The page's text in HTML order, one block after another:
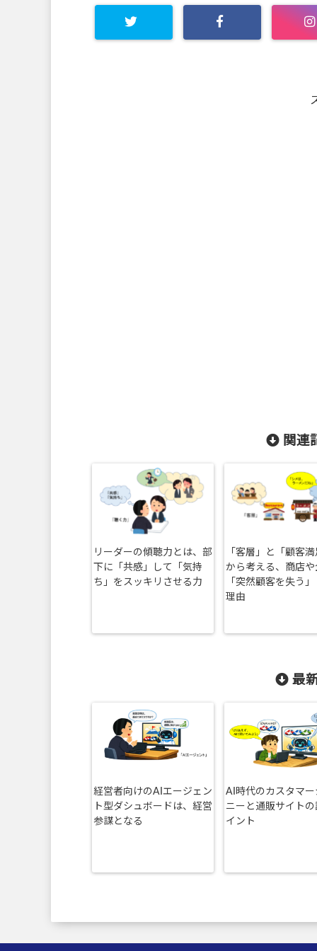
関連
リーダーの傾聴力とは、部
下に「共感」して「気持
ち」をスッキリさせる力
「客層」と「顧客
から考える、商店や
「突然顧客を失う
理由
最
経営者向けのAIエージェン
ト型ダシュボードは、経営
参謀となる
AI時代のカスタマー
ニーと通販サイト
イント